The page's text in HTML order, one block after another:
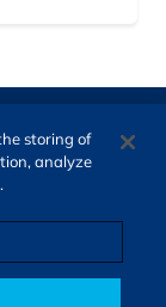
da B3,
storing of
analyze